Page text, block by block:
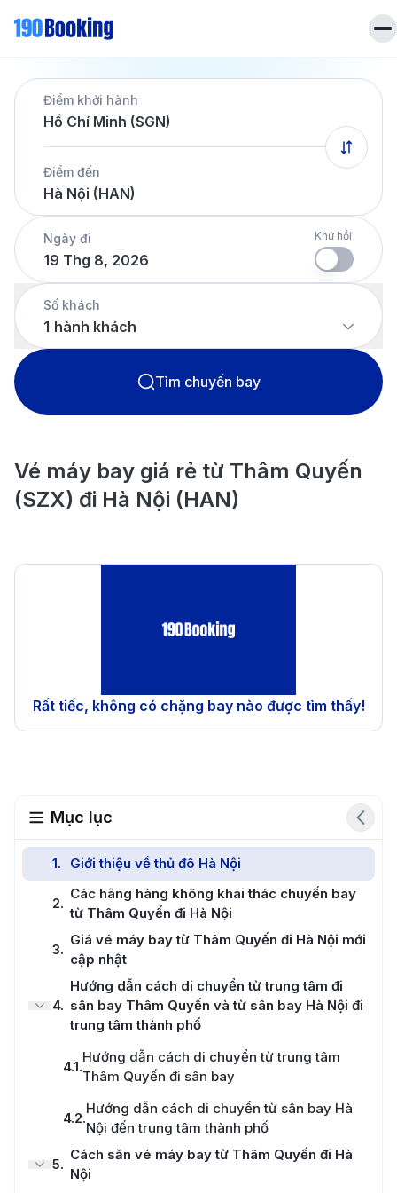
Trang chủ
Vé máy bay
Dịch vụ
Khách sạn
Tin tứcLiên hệ
Hotline
028 7303 6167
Tiếng Việt
Điểm khởi hành
Hồ Chí Minh (SGN)
Điểm đến
Hà Nội (HAN)
Ngày đi
19 Thg 8, 2026
Khứ hồi
Số khách
1 hành khách
Tìm chuyến bay
Vé máy bay giá rẻ từ Thâm Quyến
(SZX) đi Hà Nội (HAN)
Rất tiếc, không có chặng bay nào được tìm thấy!
Mục lục
1. Giới thiệu về thủ đô Hà Nội
2.
Các hãng hàng không khai thác chuyến bay
từ Thâm Quyến đi Hà Nội
3.
Giá vé máy bay từ Thâm Quyến đi Hà Nội mới
cập nhật
4.
Hướng dẫn cách di chuyển từ trung tâm đi
sân bay Thâm Quyến và từ sân bay Hà Nội đi
trung tâm thành phố
4.1.
Hướng dẫn cách di chuyển từ trung tâm
Thâm Quyến đi sân bay
4.2.
Hướng dẫn cách di chuyển từ sân bay Hà
Nội đến trung tâm thành phố
5.
Cách săn vé máy bay từ Thâm Quyến đi Hà
Nội